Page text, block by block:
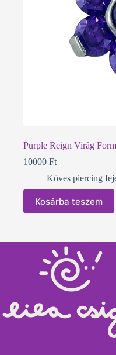
Purple Reign Virág
10000 Ft
Köves piercing
Kosárba teszem